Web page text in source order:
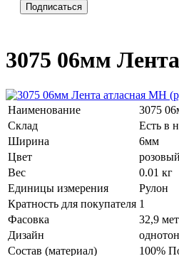
3075 06мм
Наименование
3075
Склад
Есть в
Ширина
6мм
Цвет
Вес
0.01 кг
Единицы измерения
Рулон
Кратность для покупателя 1
Фасовка
32,9
Дизайн
Состав (материал)
100%